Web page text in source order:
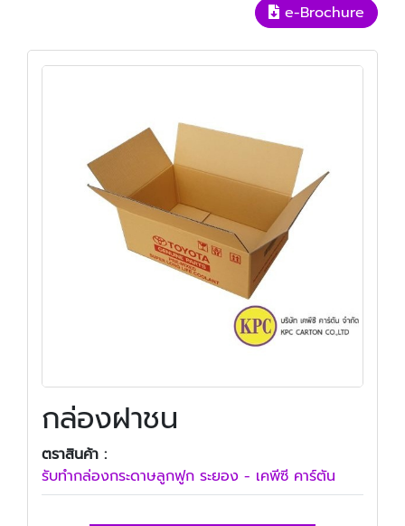
e-Brochure
กล่องฝาชน
ตราสินค้า :
รับทํากล่องกระดาษลูกฟูก ระยอง - เคพีซี คาร์ตัน